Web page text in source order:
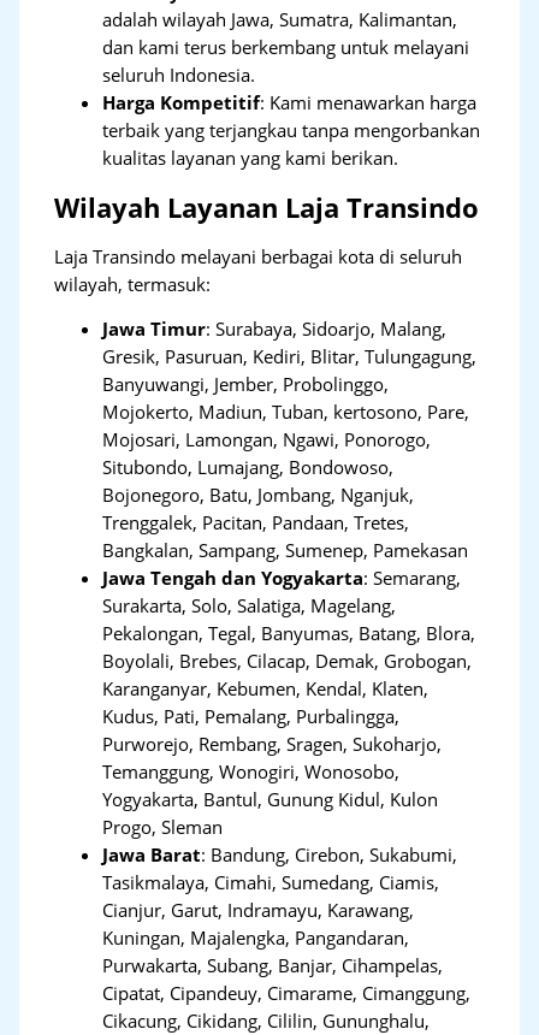
adalah wilayah Jawa, Sumatra, Kalimantan,
dan kami terus berkembang untuk melayani
seluruh Indonesia.
Harga Kompetitif: Kami menawarkan harga
terbaik yang terjangkau tanpa mengorbankan
kualitas layanan yang kami berikan.
Wilayah Layanan Laja Transindo
Laja Transindo melayani berbagai kota di seluruh
wilayah, termasuk:
Jawa Timur:Surabaya, Sidoarjo, Malang,
Gresik, Pasuruan, Kediri, Blitar, Tulungagung,
Banyuwangi, Jember, Probolinggo,
Mojokerto, Madiun, Tuban, kertosono, Pare,
Mojosari, Lamongan, Ngawi, Ponorogo,
Situbondo, Lumajang, Bondowoso,
Bojonegoro, Batu, Jombang, Nganjuk,
Trenggalek, Pacitan, Pandaan, Tretes,
Bangkalan, Sampang, Sumenep, Pamekasan
Jawa Tengah dan Yogyakarta:Semarang,
Surakarta, Solo, Salatiga, Magelang,
Pekalongan, Tegal, Banyumas, Batang, Blora,
Boyolali, Brebes, Cilacap, Demak, Grobogan,
Karanganyar, Kebumen, Kendal, Klaten,
Kudus, Pati, Pemalang, Purbalingga,
Purworejo, Rembang, Sragen, Sukoharjo,
Temanggung, Wonogiri, Wonosobo,
Yogyakarta, Bantul, Gunung Kidul, Kulon
Progo, Sleman
Jawa Barat: Bandung, Cirebon, Sukabumi,
Tasikmalaya, Cimahi, Sumedang, Ciamis,
Cianjur, Garut, Indramayu, Karawang,
Kuningan, Majalengka, Pangandaran,
Purwakarta, Subang, Banjar, Cihampelas,
Cipatat, Cipandeuy, Cimarame, Cimanggung,
Cikacung, Cikidang, Cililin, Gununghalu,